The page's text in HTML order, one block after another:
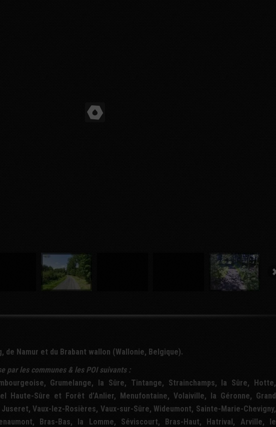
de Namur et du Brabant wallon (Wallonie, Belgique).
par les communes & les POIsuivants :
Grumelange, la Sûre, Tintange, Strainchamps, la Sûre, Hotte,
Haute-Sûre et Forêt d’Anlier, Menufontaine, Volaiville, la Géronne, Grand
Vaux-lez-Rosières, Vaux-sur-Sûre, Wideumont, Sainte-Marie-Chevigny,
Bras-Bas, la Lomme, Séviscourt, Bras-Haut, Hatrival, Arville, le